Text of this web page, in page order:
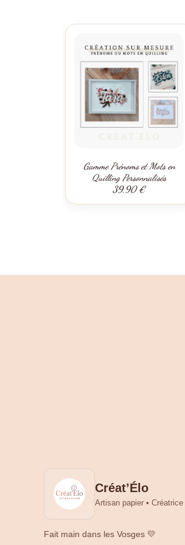
Gamme Prénoms et Mots en
Quilling Personnalisés
39,90 €
Créat’Élo
Artisan papier • Créatrice
Fait main dans les Vosges 💛